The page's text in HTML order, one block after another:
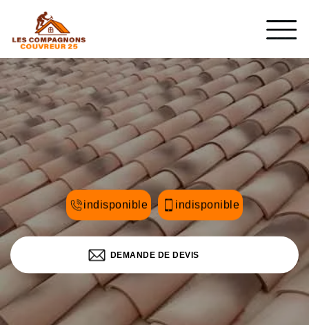
indisponible indisponible
DEMANDE DE DEVIS